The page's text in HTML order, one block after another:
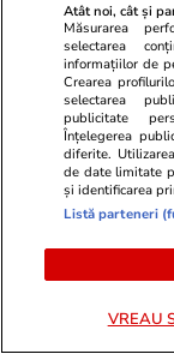
alegeri
politică”
Știri Externe
Un fost
despre Putin
Atât noi, cât și
Măsurarea
selectarea
informațiilor de
Crearea
selectarea
publicitate
Înțelegerea
diferite.
de date limitate
și identificarea
Listă parteneri
VREAU